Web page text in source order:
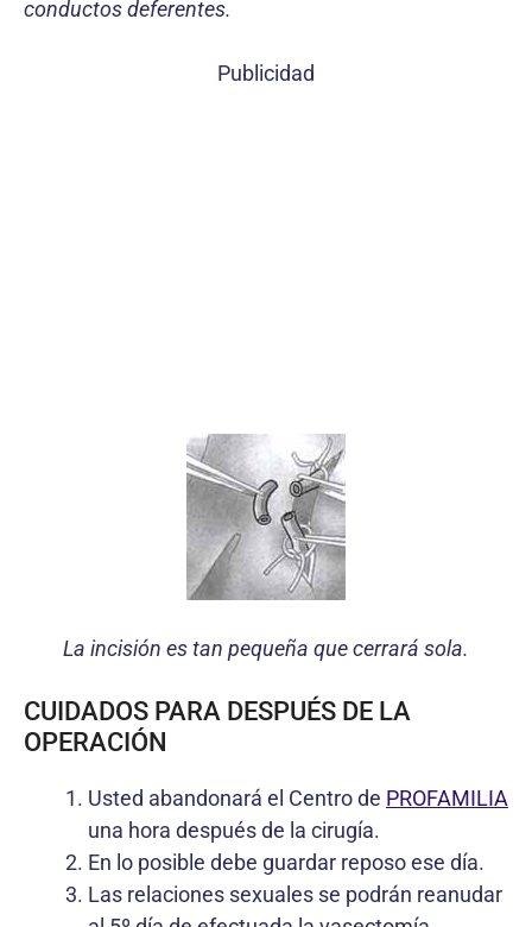
conductos deferentes.
Publicidad
La incisión es tan pequeña que cerrará sola.
CUIDADOS PARA DESPUÉS DE LA
OPERACIÓN
Usted abandonará el Centro de PROFAMILIA
una hora después de la cirugía.
En lo posible debe guardar reposo ese día.
Las relaciones sexuales se podrán reanudar